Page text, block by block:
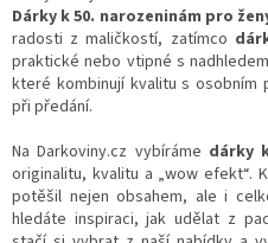
i
Dárky k 50. narozeninám pro
radosti z maličkostí, zatímco
praktické nebo vtipné s
které kombinují kvalitu s osobním
při předání.
Na Darkoviny.cz vybíráme dárky
originalitu, kvalitu a „wow efekt“.
potěšil nejen obsahem, ale i
hledáte inspiraci, jak udělat z